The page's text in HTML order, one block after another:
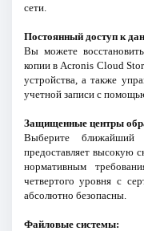
сети.
Постоянный доступ к
Вы можете
копии в Acronis Cloud
устройства, а также
учетной записи с
Защищенные центры
Выберите
предоставляет высокую
нормативным
четвертого уровня с
абсолютно безопасны.
Файловые системы: